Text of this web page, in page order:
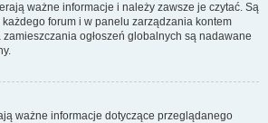
ważne informacje i należy zawsze je czytać. Są
forum i w panelu zarządzania kontem
ogłoszeń globalnych są nadawane
ważne informacje dotyczące przeglądanego